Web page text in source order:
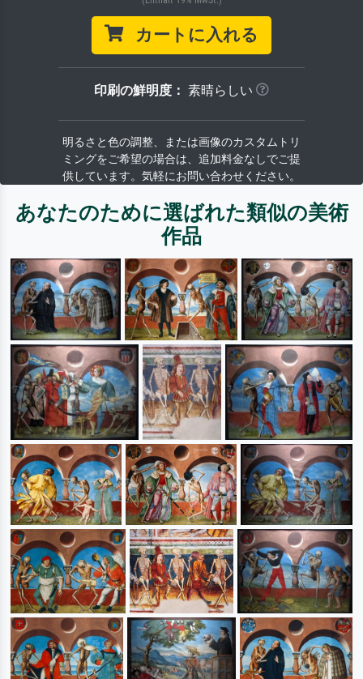
カートに入れる
印刷の鮮明度： 素晴らしい
明るさと色の調整、または画像のカスタムトリ
ミングをご希望の場合は、追加料金なしでご提
供しています。気軽にお問い合わせください。
あなたのために選ばれた類似の美術
作品